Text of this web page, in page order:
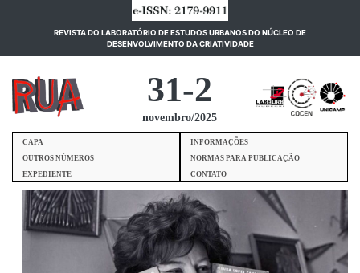
REVISTA DO LABORATÓRIO DE ESTUDOS URBANOS DO NÚCLEO DE
DESENVOLVIMENTO DA CRIATIVIDADE(current)
31-2
novembro/2025
CAPA
INFORMAÇÕES
OUTROS NÚMEROS
NORMAS PARA PUBLICAÇÃO
EXPEDIENTE
CONTATO